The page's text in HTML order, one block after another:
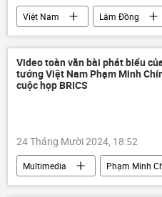
Việt Nam Lâm Đồng
tai nạn
tai nạn giao thông
công an
Video toàn văn bài phát biểu
tướng Việt Nam Phạm Minh
cuộc họp BRICS
24 Tháng Mười 2024, 18:52
Multimedia
Phạm Minh
Video
Nga